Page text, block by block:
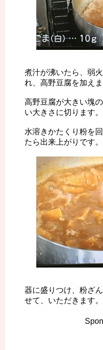
煮汁が沸いたら、弱
れ、高野豆腐を加えま
高野豆腐が大きい塊
い大きさに切ります。
水溶きかたくり粉を
たら出来上がりです。
器に盛りつけ、粉ざ
せて、いただきます。